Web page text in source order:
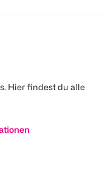
Hier findest du alle